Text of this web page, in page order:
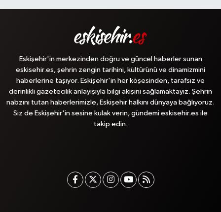
Eskişehir'in merkezinden doğru ve güncel haberler sunan
eskisehir.es, şehrin zengin tarihini, kültürünü ve dinamizmini
haberlerine taşıyor. Eskişehir'in her köşesinden, tarafsız ve
derinlikli gazetecilik anlayışıyla bilgi akışını sağlamaktayız. Şehrin
nabzını tutan haberlerimizle, Eskişehir halkını dünyaya bağlıyoruz.
Siz de Eskişehir'in sesine kulak verin, gündemi eskisehir.es ile
takip edin.